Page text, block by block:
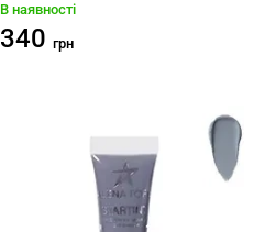
В наявності
340 грн